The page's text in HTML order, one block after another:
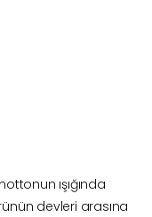
ışığında
devleri arasına